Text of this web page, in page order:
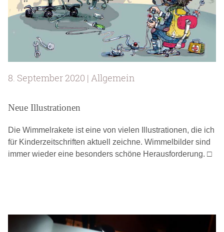
8. September 2020 | Allgemein
Neue Illustrationen
Die Wimmelrakete ist eine von vielen Illustrationen, die ich
für Kinderzeitschriften aktuell zeichne. Wimmelbilder sind
immer wieder eine besonders schöne Herausforderung. □